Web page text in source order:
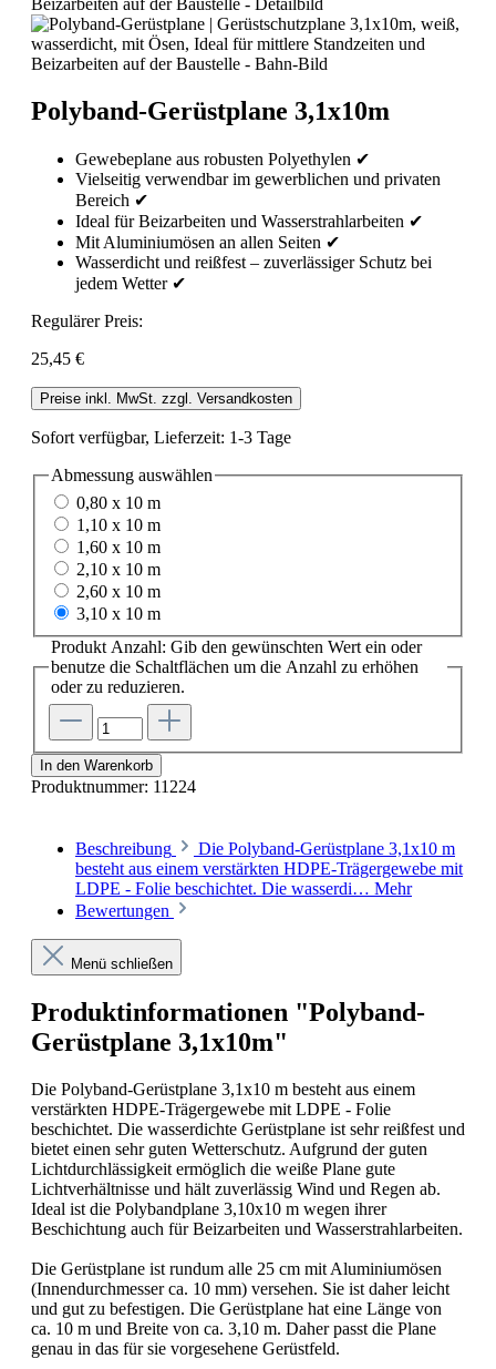
Polyband-Gerüstplane 3,1x10m
Gewebeplane aus robusten Polyethylen ✔
Vielseitig verwendbar im gewerblichen und privaten
Bereich ✔
Ideal für Beizarbeiten und Wasserstrahlarbeiten ✔
Mit Aluminiumösen an allen Seiten ✔
Wasserdicht und reißfest – zuverlässiger Schutz bei
jedem Wetter ✔
Regulärer Preis:
25,45 €
Preise inkl. MwSt. zzgl. Versandkosten
Sofort verfügbar, Lieferzeit: 1-3 Tage
Abmessung auswählen
0,80 x 10 m
1,10 x 10 m
1,60 x 10 m
2,10 x 10 m
2,60 x 10 m
3,10 x 10 m
Produkt Anzahl: Gib den gewünschten Wert ein oder
benutze die Schaltflächen um die Anzahl zu erhöhen
oder zu reduzieren.
In den Warenkorb
Produktnummer: 11224
Beschreibung
Die Polyband-Gerüstplane 3,1x10 m
besteht aus einem verstärkten HDPE-Trägergewebe mit
LDPE - Folie beschichtet. Die wasserdi… Mehr
Bewertungen
Menü schließen
Produktinformationen "Polyband-
Gerüstplane 3,1x10m"
Die Polyband-Gerüstplane 3,1x10 m besteht aus einem
verstärkten HDPE-Trägergewebe mit LDPE - Folie
beschichtet. Die wasserdichte Gerüstplane ist sehr reißfest und
bietet einen sehr guten Wetterschutz. Aufgrund der guten
Lichtdurchlässigkeit ermöglich die weiße Plane gute
Lichtverhältnisse und hält zuverlässig Wind und Regen ab.
Ideal ist die Polybandplane 3,10x10 m wegen ihrer
Beschichtung auch für Beizarbeiten und Wasserstrahlarbeiten.
Die Gerüstplane ist rundum alle 25 cm mit Aluminiumösen
(Innendurchmesser ca. 10 mm) versehen. Sie ist daher leicht
und gut zu befestigen. Die Gerüstplane hat eine Länge von
ca. 10 m und Breite von ca. 3,10 m. Daher passt die Plane
genau in das für sie vorgesehene Gerüstfeld.